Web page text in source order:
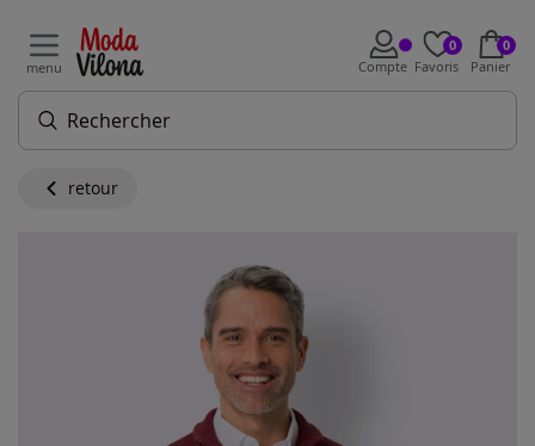
menu Compte
0
Favoris
0
Panier
retour